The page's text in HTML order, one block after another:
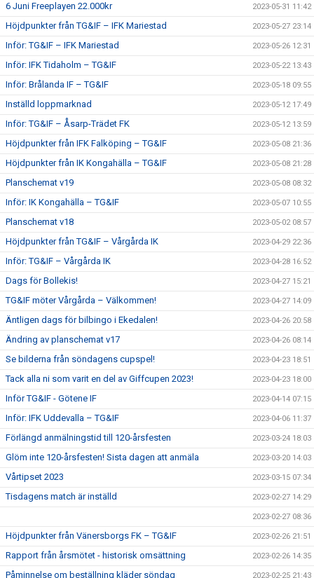
6 Juni Freeplayen 22.000kr 2023-05-31 11:42
Höjdpunkter från TG&IF – IFK Mariestad 2023-05-27 23:14
Inför: TG&IF – IFK Mariestad 2023-05-26 12:31
Inför: IFK Tidaholm – TG&IF 2023-05-22 13:43
Inför: Brålanda IF – TG&IF 2023-05-18 09:55
Inställd loppmarknad 2023-05-12 17:49
Inför: TG&IF – Åsarp-Trädet FK 2023-05-12 13:59
Höjdpunkter från IFK Falköping – TG&IF 2023-05-08 21:36
Höjdpunkter från IK Kongahälla – TG&IF 2023-05-08 21:28
Planschemat v19 2023-05-08 08:32
Inför: IK Kongahälla – TG&IF 2023-05-07 10:55
Planschemat v18 2023-05-02 08:57
Höjdpunkter från TG&IF – Vårgårda IK 2023-04-29 22:36
Inför: TG&IF – Vårgårda IK 2023-04-28 16:52
Dags för Bollekis! 2023-04-27 15:21
TG&IF möter Vårgårda – Välkommen! 2023-04-27 14:09
Äntligen dags för bilbingo i Ekedalen! 2023-04-26 20:58
Ändring av planschemat v17 2023-04-26 08:14
Se bilderna från söndagens cupspel! 2023-04-23 18:51
Tack alla ni som varit en del av Giffcupen 2023! 2023-04-23 18:00
Inför TG&IF - Götene IF 2023-04-14 07:15
Inför: IFK Uddevalla – TG&IF 2023-04-06 11:37
Förlängd anmälningstid till 120-årsfesten 2023-03-24 18:03
Glöm inte 120-årsfesten! Sista dagen att anmäla 2023-03-20 14:03
Vårtipset 2023 2023-03-15 07:34
Tisdagens match är inställd 2023-02-27 14:29
2023-02-27 08:36
Höjdpunkter från Vänersborgs FK – TG&IF 2023-02-26 21:51
Rapport från årsmötet - historisk omsättning 2023-02-26 14:35
Påminnelse om beställning kläder söndag 2023-02-25 21:43